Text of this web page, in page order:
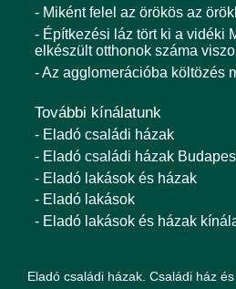
- Miként felel az örökös az
- Építkezési láz tört ki a vidéki
elkészült otthonok száma
- Az agglomerációba költözés
További kínálatunk
- Eladó családi házak
- Eladó családi házak
- Eladó lakások és házak
- Eladó lakások
- Eladó lakások és házak
Eladó családi házak. Családi ház